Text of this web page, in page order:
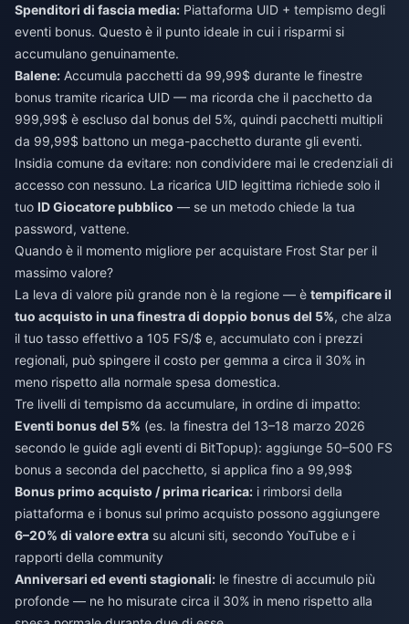
Spenditori di fascia media: Piattaforma UID + tempismo degli
eventi bonus. Questo è il punto ideale in cui i risparmi si
accumulano genuinamente.
Balene: Accumula pacchetti da 99,99$ durante le finestre
bonus tramite ricarica UID — ma ricorda che il pacchetto da
999,99$ è escluso dal bonus del 5%, quindi pacchetti multipli
da 99,99$ battono un mega-pacchetto durante gli eventi.
Insidia comune da evitare: non condividere mai le credenziali di
accesso con nessuno. La ricarica UID legittima richiede solo il
tuo ID Giocatore pubblico — se un metodo chiede la tua
password, vattene.
Quando è il momento migliore per acquistare Frost Star per il
massimo valore?
La leva di valore più grande non è la regione — è tempificare il
tuo acquisto in una finestra di doppio bonus del 5%, che alza
il tuo tasso effettivo a 105 FS/$ e, accumulato con i prezzi
regionali, può spingere il costo per gemma a circa il 30% in
meno rispetto alla normale spesa domestica.
Tre livelli di tempismo da accumulare, in ordine di impatto:
Eventi bonus del 5% (es. la finestra del 13–18 marzo 2026
secondo le guide agli eventi di BitTopup): aggiunge 50–500 FS
bonus a seconda del pacchetto, si applica fino a 99,99$
Bonus primo acquisto / prima ricarica: i rimborsi della
piattaforma e i bonus sul primo acquisto possono aggiungere
6–20% di valore extra su alcuni siti, secondo YouTube e i
rapporti della community
Anniversari ed eventi stagionali: le finestre di accumulo più
profonde — ne ho misurate circa il 30% in meno rispetto alla